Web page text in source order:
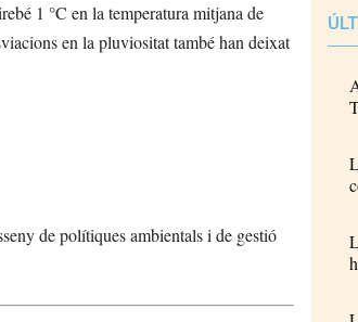
1 °C en la temperatura mitjana de
en la pluviositat també han deixat
de polítiques ambientals i de gestió